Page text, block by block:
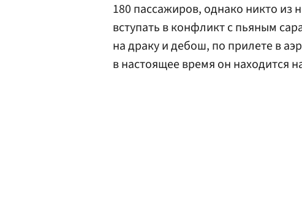
180 пассажиров, однако никто из
вступать в конфликт с пьяным
на драку и дебош, по прилете в
в настоящее время он находится